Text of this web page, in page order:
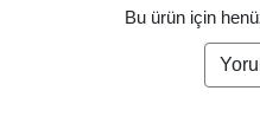
Bu ürün için